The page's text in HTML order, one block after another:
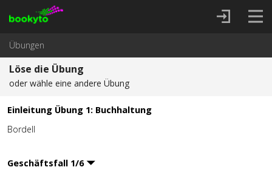
Übungen
Löse die Übung
oder wähle eine andere Übung
Einleitung Übung 1: Buchhaltung
Bordell
Geschäftsfall 1/6